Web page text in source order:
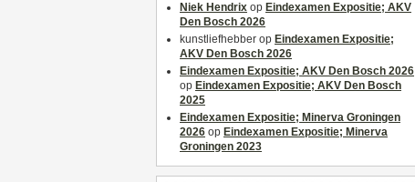
Niek Hendrix op Eindexamen Expositie; AKV
Den Bosch 2026
kunstliefhebber op Eindexamen Expositie;
AKV Den Bosch 2026
Eindexamen Expositie; AKV Den Bosch 2026
op Eindexamen Expositie; AKV Den Bosch
2025
Eindexamen Expositie; Minerva Groningen
2026 op Eindexamen Expositie; Minerva
Groningen 2023